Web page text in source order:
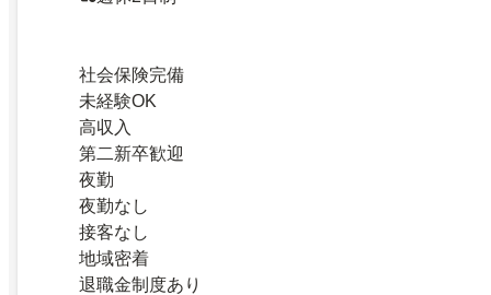
社会保険完備
未経験OK
高収入
第二新卒歓迎
夜勤
夜勤なし
接客なし
地域密着
退職金制度あり